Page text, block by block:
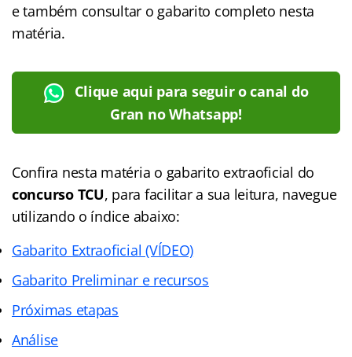
e também consultar o gabarito completo nesta
matéria.
Clique aqui para seguir o canal do
Gran no Whatsapp!
Confira nesta matéria o gabarito extraoficial do
concurso TCU, para facilitar a sua leitura, navegue
utilizando o índice abaixo:
Gabarito Extraoficial (VÍDEO)
Gabarito Preliminar e recursos
Próximas etapas
Análise